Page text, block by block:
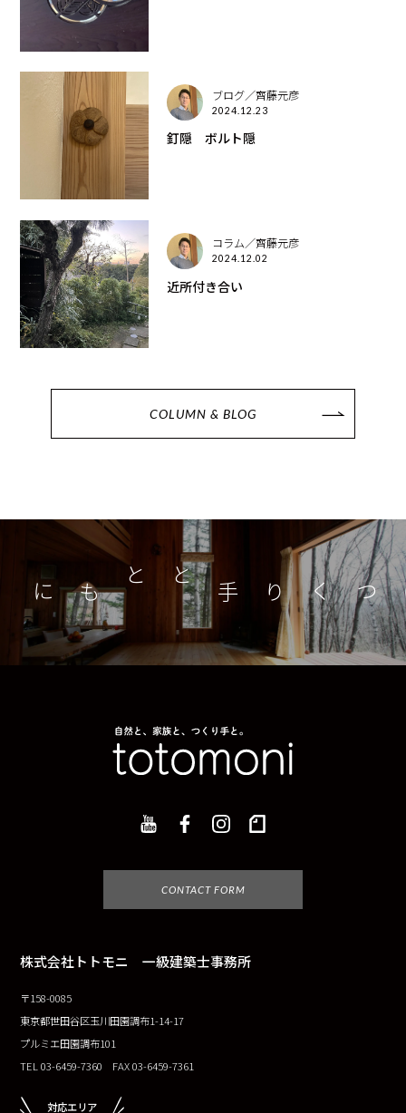
ブログ／齊藤元彦
2024.12.23
釘隠 ボルト隠
コラム／齊藤元彦
2024.12.02
近所付き合い
COLUMN & BLOG
つくり手とともに
CONTACT FORM
株式会社トトモニ 一級建築士事務所
〒158-0085
東京都世田谷区玉川田園調布1-14-17
プルミエ田園調布101
TEL 03-6459-7360 FAX 03-6459-7361
対応エリア